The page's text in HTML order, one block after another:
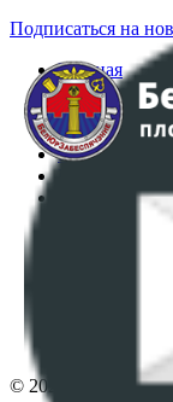
Подписаться на
Главная
Аукционы
Интернет-
Регламент
Политика в
Настройки
© 2026